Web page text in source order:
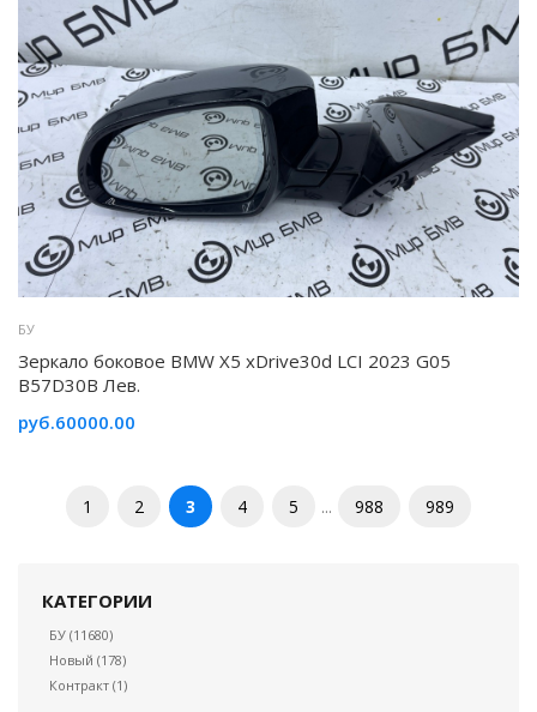
БУ
Зеркало боковое BMW X5 xDrive30d LCI 2023 G05
B57D30B Лев.
руб.60000.00
1 2 3 4 5 ... 988 989
КАТЕГОРИИ
БУ (11680)
Новый (178)
Контракт (1)